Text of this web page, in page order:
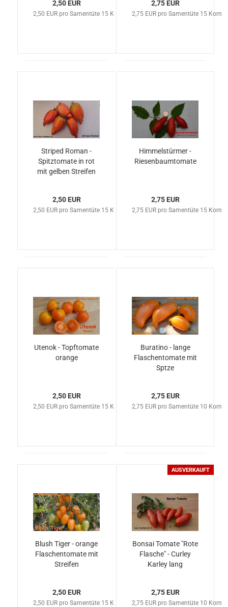
2,50 EUR
2,50 EUR pro Samentüte 15 Korn
2,75 EUR
2,75 EUR pro Samentüte 15 Korn
Striped Roman -
Spitztomate in rot
mit gelben Streifen
2,50 EUR
2,50 EUR pro Samentüte 15 Korn
Himmelstürmer -
Riesenbaumtomate
2,75 EUR
2,75 EUR pro Samentüte 15 Korn
Utenok - Topftomate
orange
2,50 EUR
2,50 EUR pro Samentüte 15 Korn
Buratino - lange
Flaschentomate mit
Sptze
2,75 EUR
2,75 EUR pro Samentüte 10 Korn
Blush Tiger - orange
Flaschentomate mit
Streifen
2,50 EUR
2,50 EUR pro Samentüte 15 Korn
AUSVERKAUFT
Bonsai Tomate "Rote
Flasche" - Curley
Karley lang
2,75 EUR
2,75 EUR pro Samentüte 10 Korn